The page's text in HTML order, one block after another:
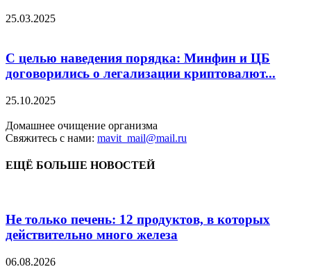
25.03.2025
С целью наведения порядка: Минфин и ЦБ
договорились о легализации криптовалют...
25.10.2025
Домашнее очищение организма
Свяжитесь с нами: mavit_mail@mail.ru
ЕЩЁ БОЛЬШЕ НОВОСТЕЙ
Не только печень: 12 продуктов, в которых
действительно много железа
06.08.2026